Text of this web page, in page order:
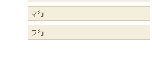
マ行
ラ行